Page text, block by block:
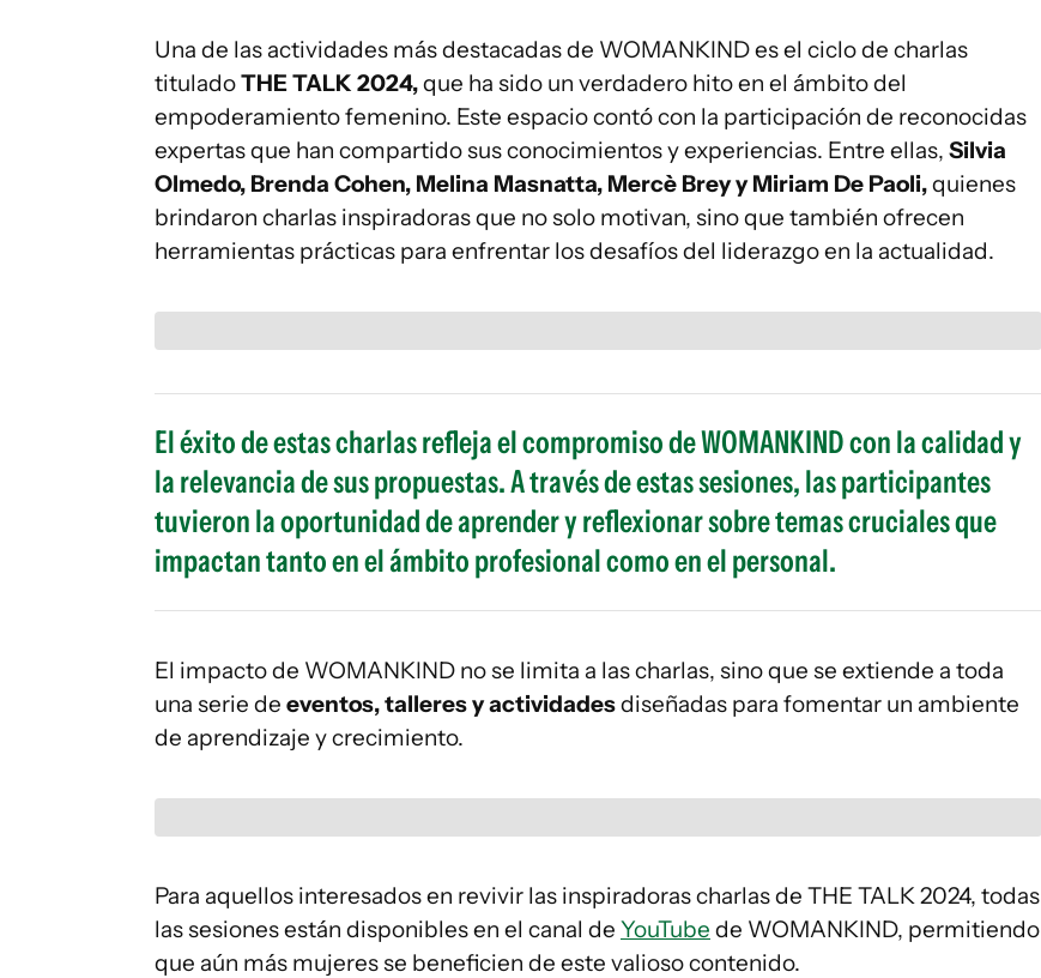
Una de las actividades más destacadas de WOMANKIND es el ciclo de charlas
tituladoTHE TALK 2024,que ha sido un verdadero hito en el ámbito del
empoderamiento femenino. Este espacio contó con la participación de reconocidas
expertas que han compartido sus conocimientos y experiencias. Entre ellas, Silvia
Olmedo, Brenda Cohen, Melina Masnatta, Mercè Brey y Miriam De Paoli,quienes
brindaron charlas inspiradoras que no solo motivan, sino que también ofrecen
herramientas prácticas para enfrentar los desafíos del liderazgo en la actualidad.
El éxito de estas charlas refleja el compromiso de WOMANKIND con la calidad y
la relevancia de sus propuestas. A través de estas sesiones, las participantes
tuvieron la oportunidad de aprender y reflexionar sobre temas cruciales que
impactan tanto en el ámbito profesional como en el personal.
El impacto de WOMANKIND no se limita a las charlas, sino que se extiende a toda
una serie de eventos, talleres y actividadesdiseñadas para fomentar un ambiente
de aprendizaje y crecimiento.
Para aquellos interesados en revivir las inspiradoras charlas de THE TALK 2024, todas
las sesiones están disponibles en el canal de YouTube de WOMANKIND, permitiendo
que aún más mujeres se beneficien de este valioso contenido.